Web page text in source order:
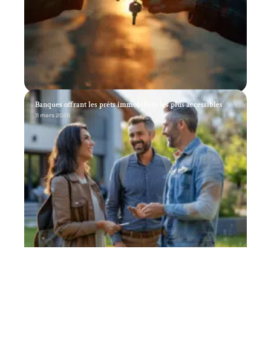
Banques offrant les prêts immobiliers les plus accessibles
11 mars 2026